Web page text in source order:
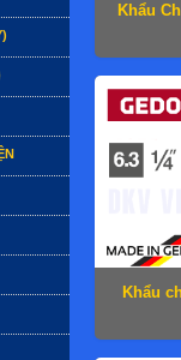
Khẩu
Khẩu